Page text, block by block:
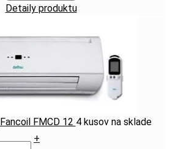
Detaily produktu
Fancoil FMCD 12 4 kusov na sklade
+